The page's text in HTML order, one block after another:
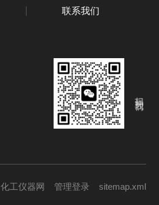
联系我们
化工仪器网 管理登录 sitemap.xml